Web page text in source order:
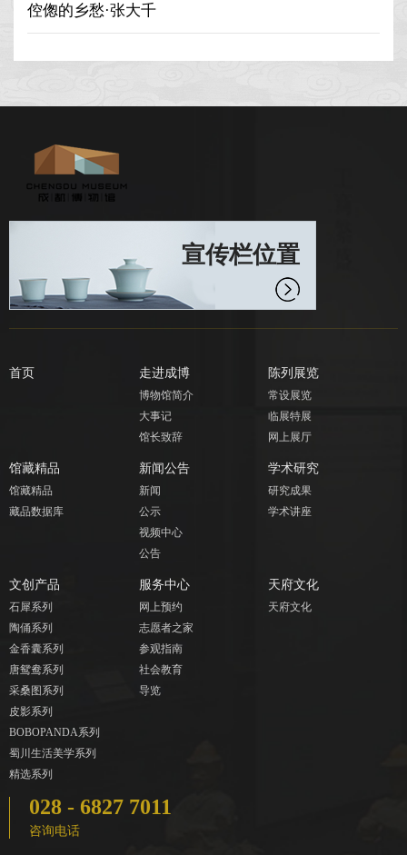
倥偬的乡愁·张大千
宣传栏位置
首页 走进成博
博物馆简介
大事记
馆长致辞
陈列展览
常设展览
临展特展
网上展厅
馆藏精品
馆藏精品
藏品数据库
新闻公告
新闻
公示
视频中心
公告
学术研究
研究成果
学术讲座
文创产品
石犀系列
陶俑系列
金香囊系列
唐鸳鸯系列
采桑图系列
皮影系列
BOBOPANDA系列
蜀川生活美学系列
精选系列
服务中心
网上预约
志愿者之家
参观指南
社会教育
导览
天府文化
天府文化
028 - 6827 7011
咨询电话